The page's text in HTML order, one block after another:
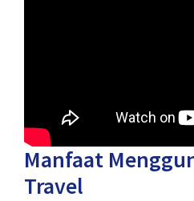
Manfaat
Travel